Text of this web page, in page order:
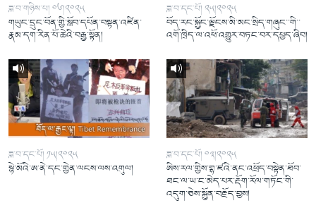
ཟླ་བ་གཉིས་པ། ༠༦།༢༠༢༥
གཡུང་དྲུང་བོན་གྱི་སློབ་དཔོན་བསྟན་འཛིན་
རྣམ་དག་རིན་པོ་ཆེའི་བརྒྱ་སྟོན།
ཟླ་བ་དང་པོ། ༢༥།༢༠༢༥
བོད་རང་སྐྱོང་ལྗོངས་མི་མང་སྲིད་གཞུང་་གི་་
འགོ་ཁྲིད་ལ་འཕོ་འགྱུར་བཏང་བར་དཔྱད་ཞིབ།
ཟླ་བ་དང་པོ། ༡༥།༢༠༢༥
སྙེ་མོའི་ཨ་ནེ་དང་གྱེན་ལངས་ལས་འགུལ།
ཟླ་བ་དང་པོ། ༠༣།༢༠༢༥
ཨིས་རལ་གྱིས་གྷ་ཛའི་ནང་འཕྲོད་བསྟེན་ཐོབ་
ཐང་ལ་ཡ་ང་མེད་པར་རྡོག་རོལ་གཏོང་གི་
འདུག་ཅེས་སྐྱོན་བརྗོད་བྱས།